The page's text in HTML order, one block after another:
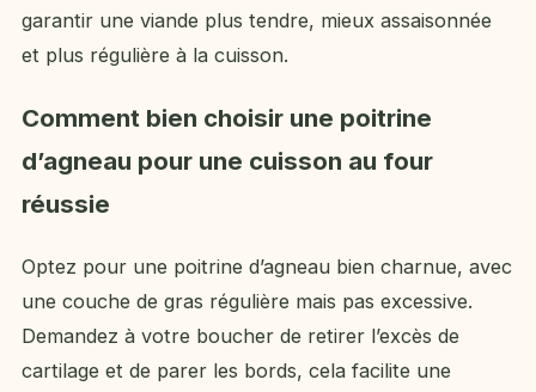
garantir une viande plus tendre, mieux assaisonnée
et plus régulière à la cuisson.
Comment bien choisir une poitrine
d’agneau pour une cuisson au four
réussie
Optez pour une poitrine d’agneau bien charnue, avec
une couche de gras régulière mais pas excessive.
Demandez à votre boucher de retirer l’excès de
cartilage et de parer les bords, cela facilite une